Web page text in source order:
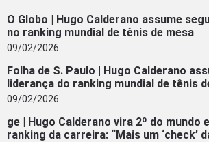
O Globo | Hugo Calderano assume
no ranking mundial de tênis de mesa
09/02/2026
Folha de S. Paulo | Hugo Calderano
liderança do ranking mundial de tênis
09/02/2026
ge | Hugo Calderano vira 2º do mundo
ranking da carreira: “Mais um ‘check’